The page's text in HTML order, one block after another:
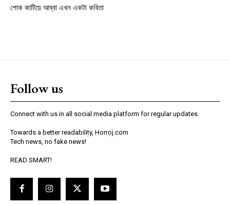
Praesent euismod ac
শোক কাটিয়ে আব্বা এখন একটা কবিতা
Follow us
Connect with us in all social media platform for regular updates.
Towards a better readability, Horroj.com
Tech news, no fake news!
READ SMART!